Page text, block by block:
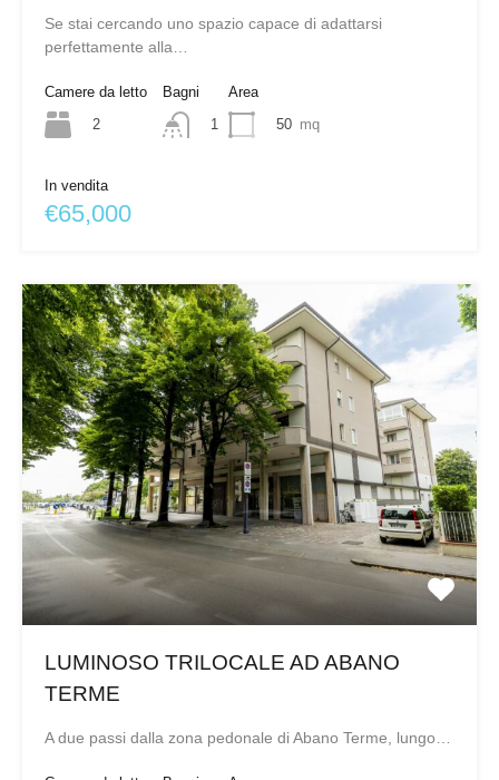
Se stai cercando uno spazio capace di adattarsi
perfettamente alla…
Camere da letto
2
Bagni
1
Area
50 mq
In vendita
€65,000
LUMINOSO TRILOCALE AD ABANO
TERME
A due passi dalla zona pedonale di Abano Terme, lungo…